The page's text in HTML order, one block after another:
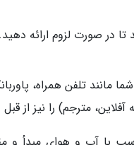
در صورت لزوم ارائه
مانند تلفن همراه،
مترجم) را نیز از قبل